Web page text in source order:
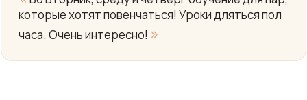
Yo
которые хотят повенчаться! Уроки дляться пол
часа. Очень интересно! »